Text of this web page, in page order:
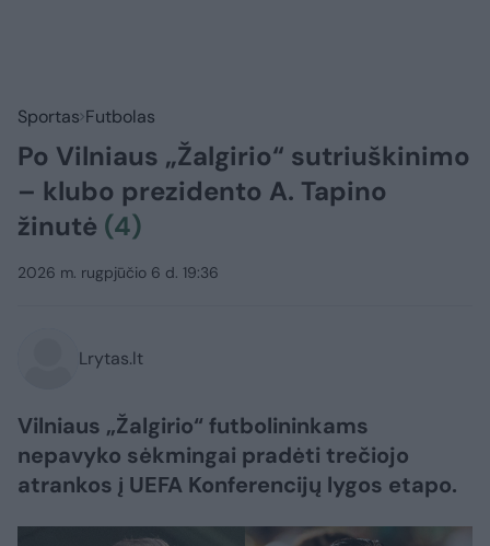
Sportas Futbolas
Po Vilniaus „Žalgirio“ sutriuškinimo
– klubo prezidento A. Tapino
žinutė (4)
2026 m. rugpjūčio 6 d. 19:36
Lrytas.lt
Vilniaus „Žalgirio“ futbolininkams
nepavyko sėkmingai pradėti trečiojo
atrankos į UEFA Konferencijų lygos etapo.